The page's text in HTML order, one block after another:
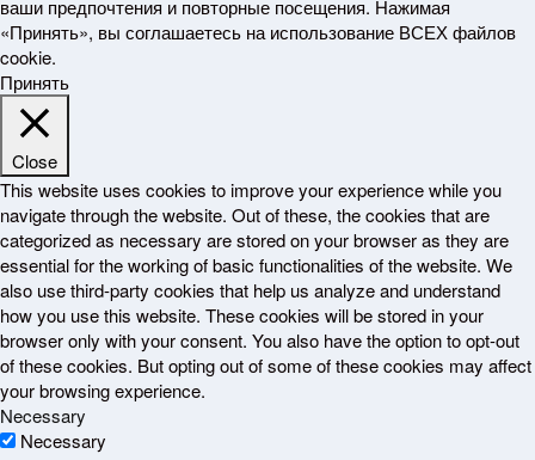
ваши предпочтения и повторные посещения. Нажимая
«Принять», вы соглашаетесь на использование ВСЕХ файлов
cookie.
Принять
Close
This website uses cookies to improve your experience while you
navigate through the website. Out of these, the cookies that are
categorized as necessary are stored on your browser as they are
essential for the working of basic functionalities of the website. We
also use third-party cookies that help us analyze and understand
how you use this website. These cookies will be stored in your
browser only with your consent. You also have the option to opt-out
of these cookies. But opting out of some of these cookies may affect
your browsing experience.
Necessary
Necessary